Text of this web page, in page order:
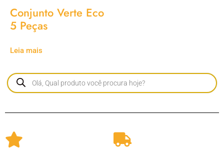
Conjunto Verte Eco
5 Peças
Leia mais